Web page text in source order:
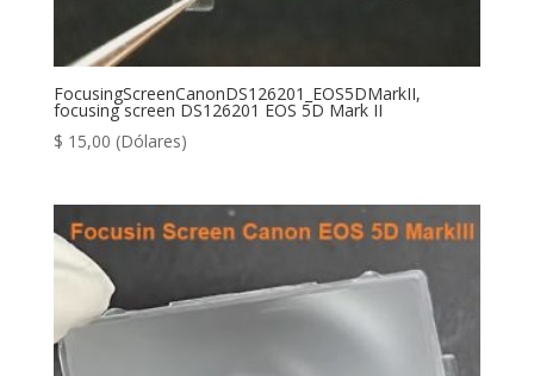
FocusingScreenCanonDS126201_EOS5DMarkII,
focusing screen DS126201 EOS 5D Mark II
$ 15,00 (Dólares)